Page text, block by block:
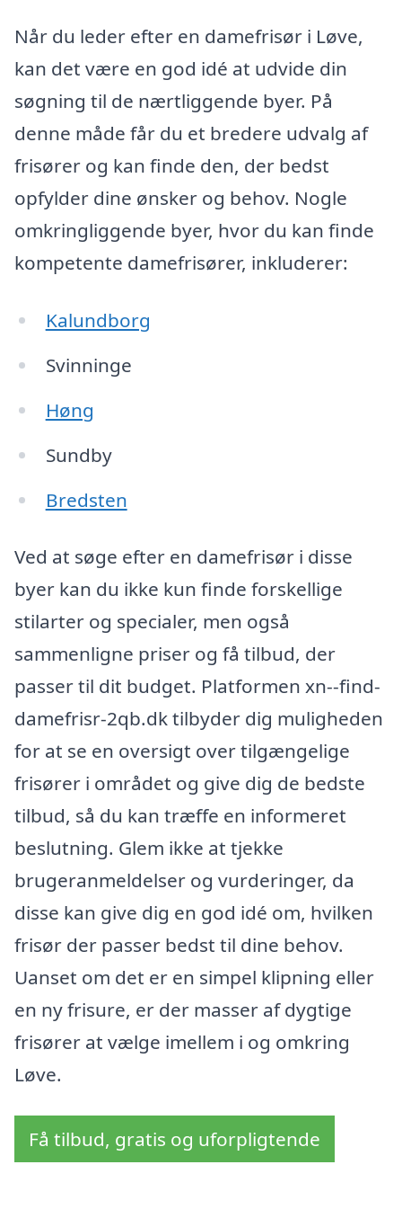
Når du leder efter en damefrisør i Løve,
kan det være en god idé at udvide din
søgning til de nærtliggende byer. På
denne måde får du et bredere udvalg af
frisører og kan finde den, der bedst
opfylder dine ønsker og behov. Nogle
omkringliggende byer, hvor du kan finde
kompetente damefrisører, inkluderer:
Kalundborg
Svinninge
Høng
Sundby
Bredsten
Ved at søge efter en damefrisør i disse
byer kan du ikke kun finde forskellige
stilarter og specialer, men også
sammenligne priser og få tilbud, der
passer til dit budget. Platformen xn--find-
damefrisr-2qb.dk tilbyder dig muligheden
for at se en oversigt over tilgængelige
frisører i området og give dig de bedste
tilbud, så du kan træffe en informeret
beslutning. Glem ikke at tjekke
brugeranmeldelser og vurderinger, da
disse kan give dig en god idé om, hvilken
frisør der passer bedst til dine behov.
Uanset om det er en simpel klipning eller
en ny frisure, er der masser af dygtige
frisører at vælge imellem i og omkring
Løve.
Få tilbud, gratis og uforpligtende